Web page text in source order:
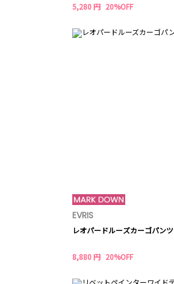
5,280 円 20%OFF
EVRIS
レオパードルーズカーゴパンツ
8,880 円 20%OFF